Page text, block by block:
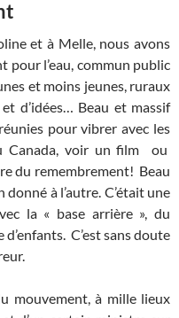
et à Melle, nous avons
pour l’eau, commun public
et moins jeunes, ruraux
d’idées… Beau et massif
pour vibrer avec les
Canada, voir un film ou
du remembrement! Beau
à l’autre. C’était une
la « base arrière », du
C’est sans doute
mouvement, à mille lieux